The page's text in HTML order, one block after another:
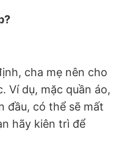
cha mẹ nên cho
Ví dụ, mặc quần áo,
đầu, có thể sẽ mất
hãy kiên trì để